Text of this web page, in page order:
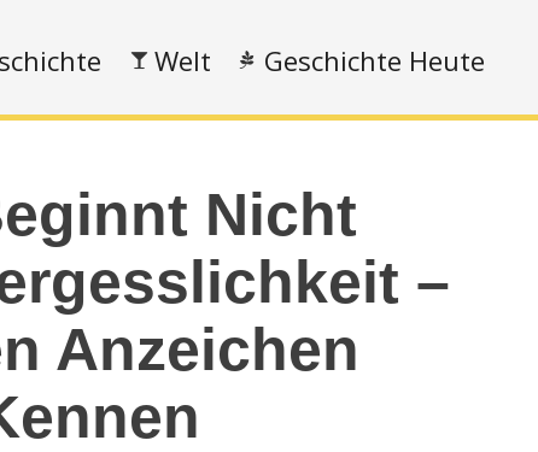
Welt Geschichte Heute
Nicht
–
Anzeichen